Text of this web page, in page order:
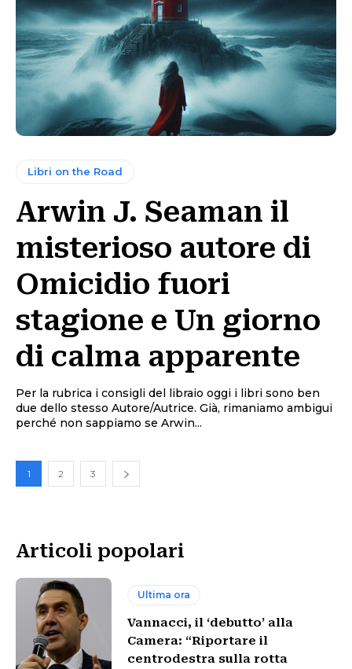
Libri on the Road
Arwin J. Seaman il
misterioso autore di
Omicidio fuori
stagione e Un giorno
di calma apparente
Per la rubrica i consigli del libraio oggi i libri sono ben
due dello stesso Autore/Autrice. Già, rimaniamo ambigui
perché non sappiamo se Arwin...
1 2 3
Articoli popolari
Ultima ora
Vannacci, il ‘debutto’ alla
Camera: “Riportare il
centrodestra sulla rotta